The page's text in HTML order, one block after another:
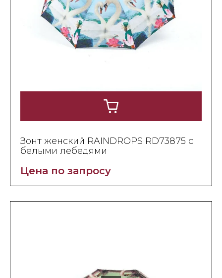
Зонт женский RAINDROPS RD73875 с
белыми лебедями
Цена по запросу